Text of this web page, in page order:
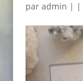
par admin | |